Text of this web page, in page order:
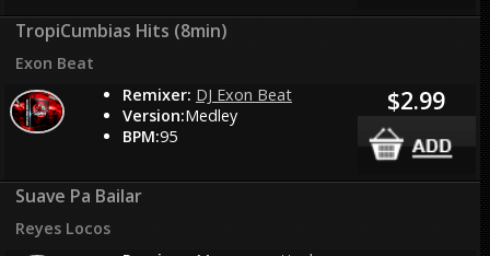
TropiCumbias Hits (8min)
Exon Beat
Remixer: DJ Exon Beat
Version:Medley
BPM:95
$2.99
Suave Pa Bailar
Reyes Locos